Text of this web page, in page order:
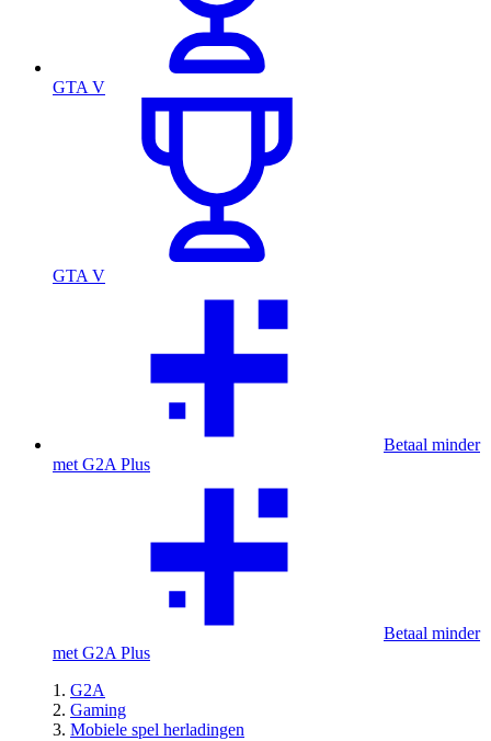
GTA V
GTA V
Betaal minder
met G2A Plus
Betaal minder
met G2A Plus
G2A
Gaming
Mobiele spel herladingen